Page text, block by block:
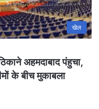
खेल
अहमदाबाद पंहुचा,
के बीच मुकाबला